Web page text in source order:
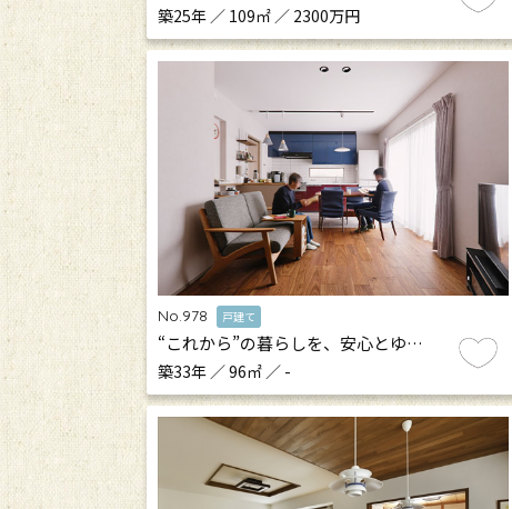
築25年 ／ 109㎡ ／ 2300万円
No.978 戸建て
“これから”の暮らしを、安心とゆ…
築33年 ／ 96㎡ ／ -